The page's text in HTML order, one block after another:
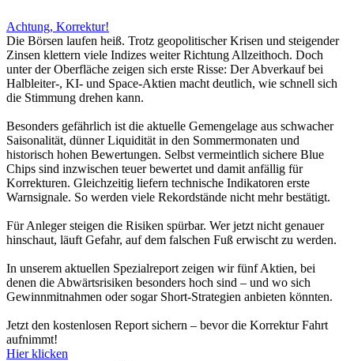
Achtung, Korrektur!
Die Börsen laufen heiß. Trotz geopolitischer Krisen und steigender
Zinsen klettern viele Indizes weiter Richtung Allzeithoch. Doch
unter der Oberfläche zeigen sich erste Risse: Der Abverkauf bei
Halbleiter-, KI- und Space-Aktien macht deutlich, wie schnell sich
die Stimmung drehen kann.
Besonders gefährlich ist die aktuelle Gemengelage aus schwacher
Saisonalität, dünner Liquidität in den Sommermonaten und
historisch hohen Bewertungen. Selbst vermeintlich sichere Blue
Chips sind inzwischen teuer bewertet und damit anfällig für
Korrekturen. Gleichzeitig liefern technische Indikatoren erste
Warnsignale. So werden viele Rekordstände nicht mehr bestätigt.
Für Anleger steigen die Risiken spürbar. Wer jetzt nicht genauer
hinschaut, läuft Gefahr, auf dem falschen Fuß erwischt zu werden.
In unserem aktuellen Spezialreport zeigen wir fünf Aktien, bei
denen die Abwärtsrisiken besonders hoch sind – und wo sich
Gewinnmitnahmen oder sogar Short-Strategien anbieten könnten.
Jetzt den kostenlosen Report sichern – bevor die Korrektur Fahrt
aufnimmt!
Hier klicken